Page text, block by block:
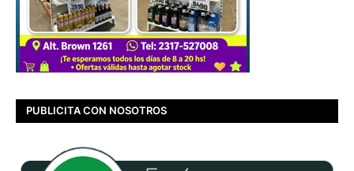
PUBLICITA CON NOSOTROS